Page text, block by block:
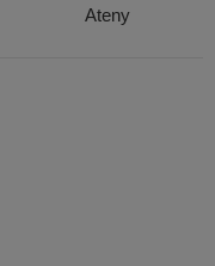
Ateny